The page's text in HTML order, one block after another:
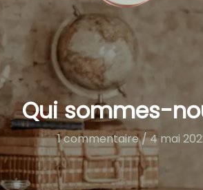
Qui sommes-
1 commentaire/4 mai